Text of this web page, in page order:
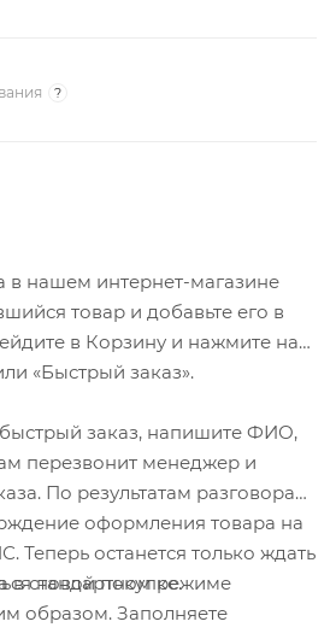
?
в нашем интернет-магазине
товар и добавьте его в
в Корзину и нажмите на
«Быстрый заказ».
заказ, напишите ФИО,
перезвонит менеджер и
По результатам разговора
оформления товара на
Теперь останется только ждать
новой покупке.
в стандартном режиме
образом. Заполняете